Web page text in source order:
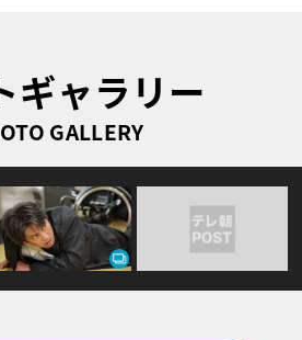
ギャラリー
GALLERY